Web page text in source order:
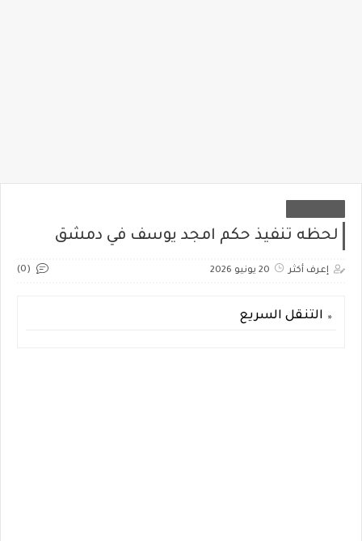
لحظه تنفيذ حكم امجد يوسف في دمشق
إعرف أكثر 20 يونيو 2026 (0)
التنقل السريع